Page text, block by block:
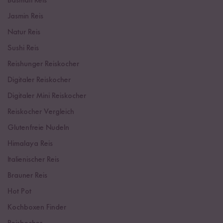
Jasmin Reis
Natur Reis
Sushi Reis
Reishunger Reiskocher
Digitaler Reiskocher
Digitaler Mini Reiskocher
Reiskocher Vergleich
Glutenfreie Nudeln
Himalaya Reis
Italienischer Reis
Brauner Reis
Hot Pot
Kochboxen Finder